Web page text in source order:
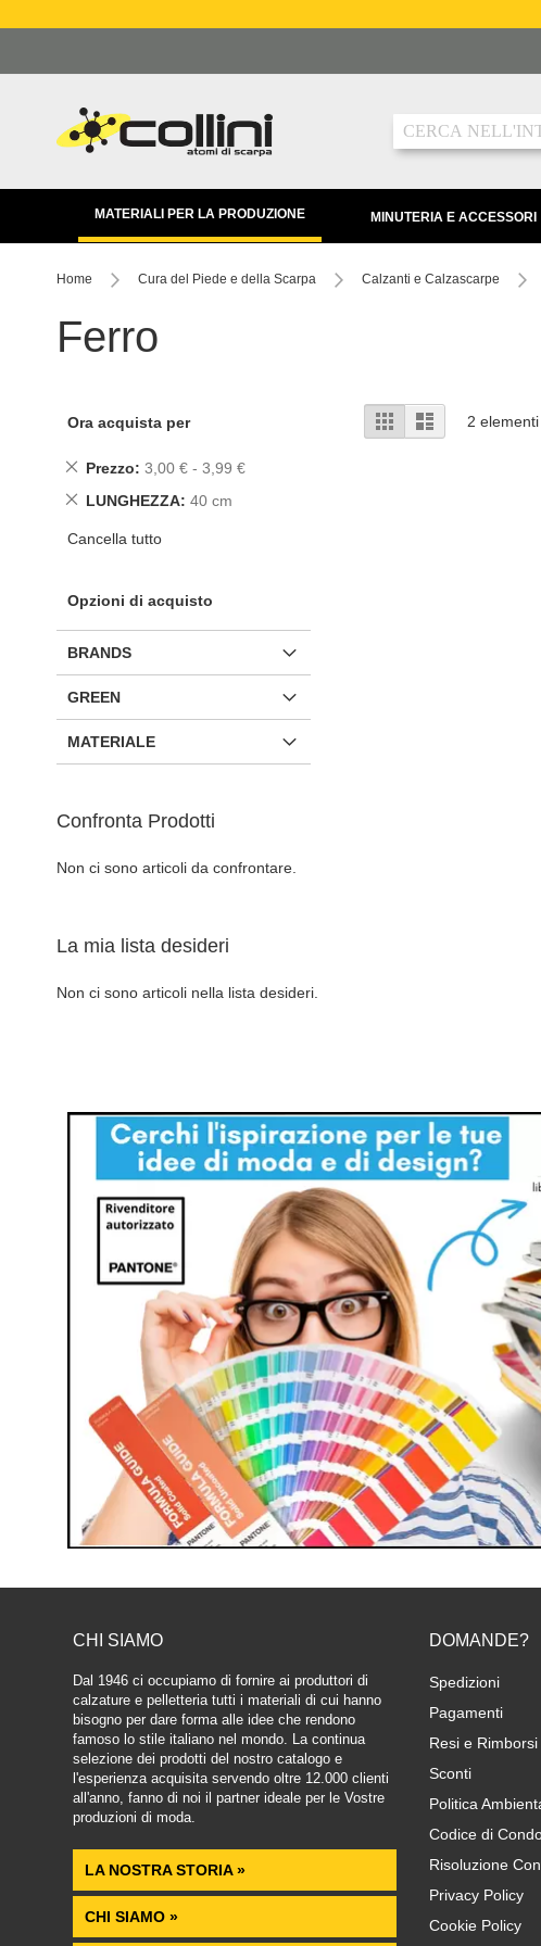
al
Ricerca
MATERIALI PER LA PRODUZIONE MINUTERIA E ACCESSORI
Home Cura del Piede e della Scarpa Calzanti e Calzascarpe
Ferro
Mostra
come
GrigliaLista 2 elementi
LISTA
AL
LISTA
AL
Ora acquista per
Prezzo 3,00 € - 3,99 €
Rimuovi
articolo
LUNGHEZZA 40 cm
Rimuovi
articolo
Cancella tutto
Opzioni di acquisto
BRANDS
GREEN
MATERIALE
Confronta Prodotti
Non ci sono articoli da confrontare.
La mia lista desideri
Non ci sono articoli nella lista desideri.
CHI SIAMO
Dal 1946 ci occupiamo di fornire ai produttori di
calzature e pelletteria tutti i materiali di cui hanno
bisogno per dare forma alle idee che rendono
famoso lo stile italiano nel mondo. La continua
selezione dei prodotti del nostro catalogo e
l'esperienza acquisita servendo oltre 12.000 clienti
all'anno, fanno di noi il partner ideale per le Vostre
produzioni di moda.
LA NOSTRA STORIA »
CHI SIAMO »
DOMANDE?
Spedizioni
Pagamenti
Resi e Rimborsi
Sconti
Politica
Codice di
Risoluzione
Privacy Policy
Cookie Policy